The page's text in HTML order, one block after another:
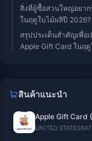
สิ่งที่ผู้ซื้อส่วนใหญ่อยาก
ในฤดูใบไม้ผลิปี 2026?
สรุปประเด็นสำคัญเพื่
Apple Gift Card ในฤ
สินค้าแนะนำ
Apple Gift Card
UNITED STATES